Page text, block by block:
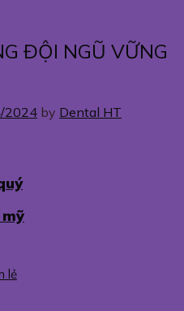
lẻ
ĐỘI NGŨ VỮNG
2024 by Dental HT